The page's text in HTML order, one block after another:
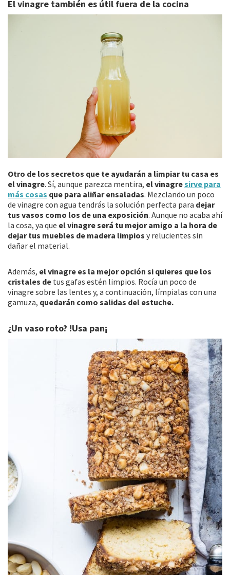
El vinagre también es útil fuera de la cocina
Otro de los secretos que te ayudarán a limpiar tu casa es
el vinagre. Sí, aunque parezca mentira, el vinagresirve para
más cosas que para aliñar ensaladas. Mezclando un poco
de vinagre con agua tendrás la solución perfecta para dejar
tus vasos como los de una exposición. Aunque no acaba ahí
la cosa, ya que el vinagre será tu mejor amigo a la hora de
dejar tus muebles de madera limpios y relucientes sin
dañar el material.
Además, el vinagre es la mejor opción si quieres que los
cristales de tus gafas estén limpios. Rocía un poco de
vinagre sobre las lentes y, a continuación, límpialas con una
gamuza, quedarán como salidas del estuche.
¿Un vaso roto? !Usa pan¡